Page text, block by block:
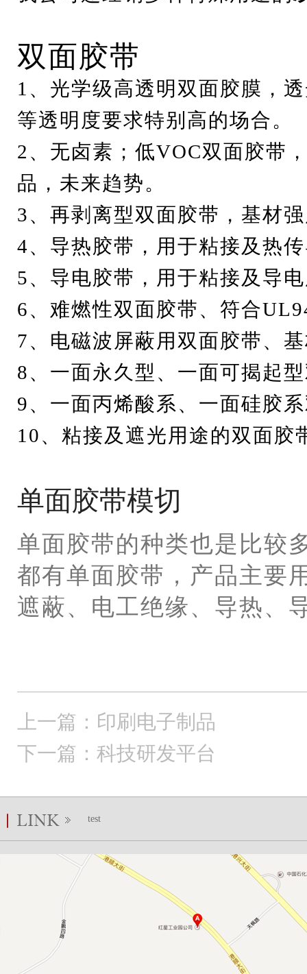
双面胶带
1、光学级高透明双面胶膜，
等透明度要求特别高的场合。
2、无卤素；低VOC双面胶带
品，未来趋势。
3、再剥离型双面胶带，基材
4、导热胶带，用于粘接及热
5、导电胶带，用于粘接及导
6、难燃性双面胶带、符合
7、电磁波屏蔽用双面胶带、
8、一面永久型、一面可揭起
9、一面丙烯酸系、一面硅胶
10、粘接及遮光用途的双面胶
单面胶带模切
单面胶带的种类也是比较
都有单面胶带，产品主要
遮蔽、电工绝缘、导热、
上一篇：印刷电子制品
下一篇：科技研发平台
test